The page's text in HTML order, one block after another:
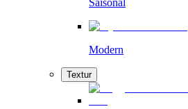
Saisonal
Modern
Textur